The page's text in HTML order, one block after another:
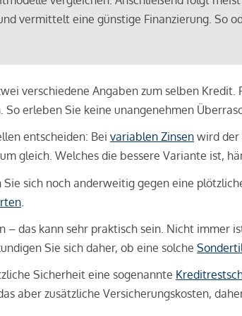
vermittelt eine günstige Finanzierung. So
verschiedene Angaben zum selben
erleben Sie keine unangenehmen
entscheiden: Bei variablen Zinsen wird der
gleich. Welches die bessere Variante ist,
sich noch anderweitig gegen eine
– das kann sehr praktisch sein. Nicht immer
Sie sich daher, ob eine solche
Sicherheit eine sogenannte
aber zusätzliche Versicherungskosten,